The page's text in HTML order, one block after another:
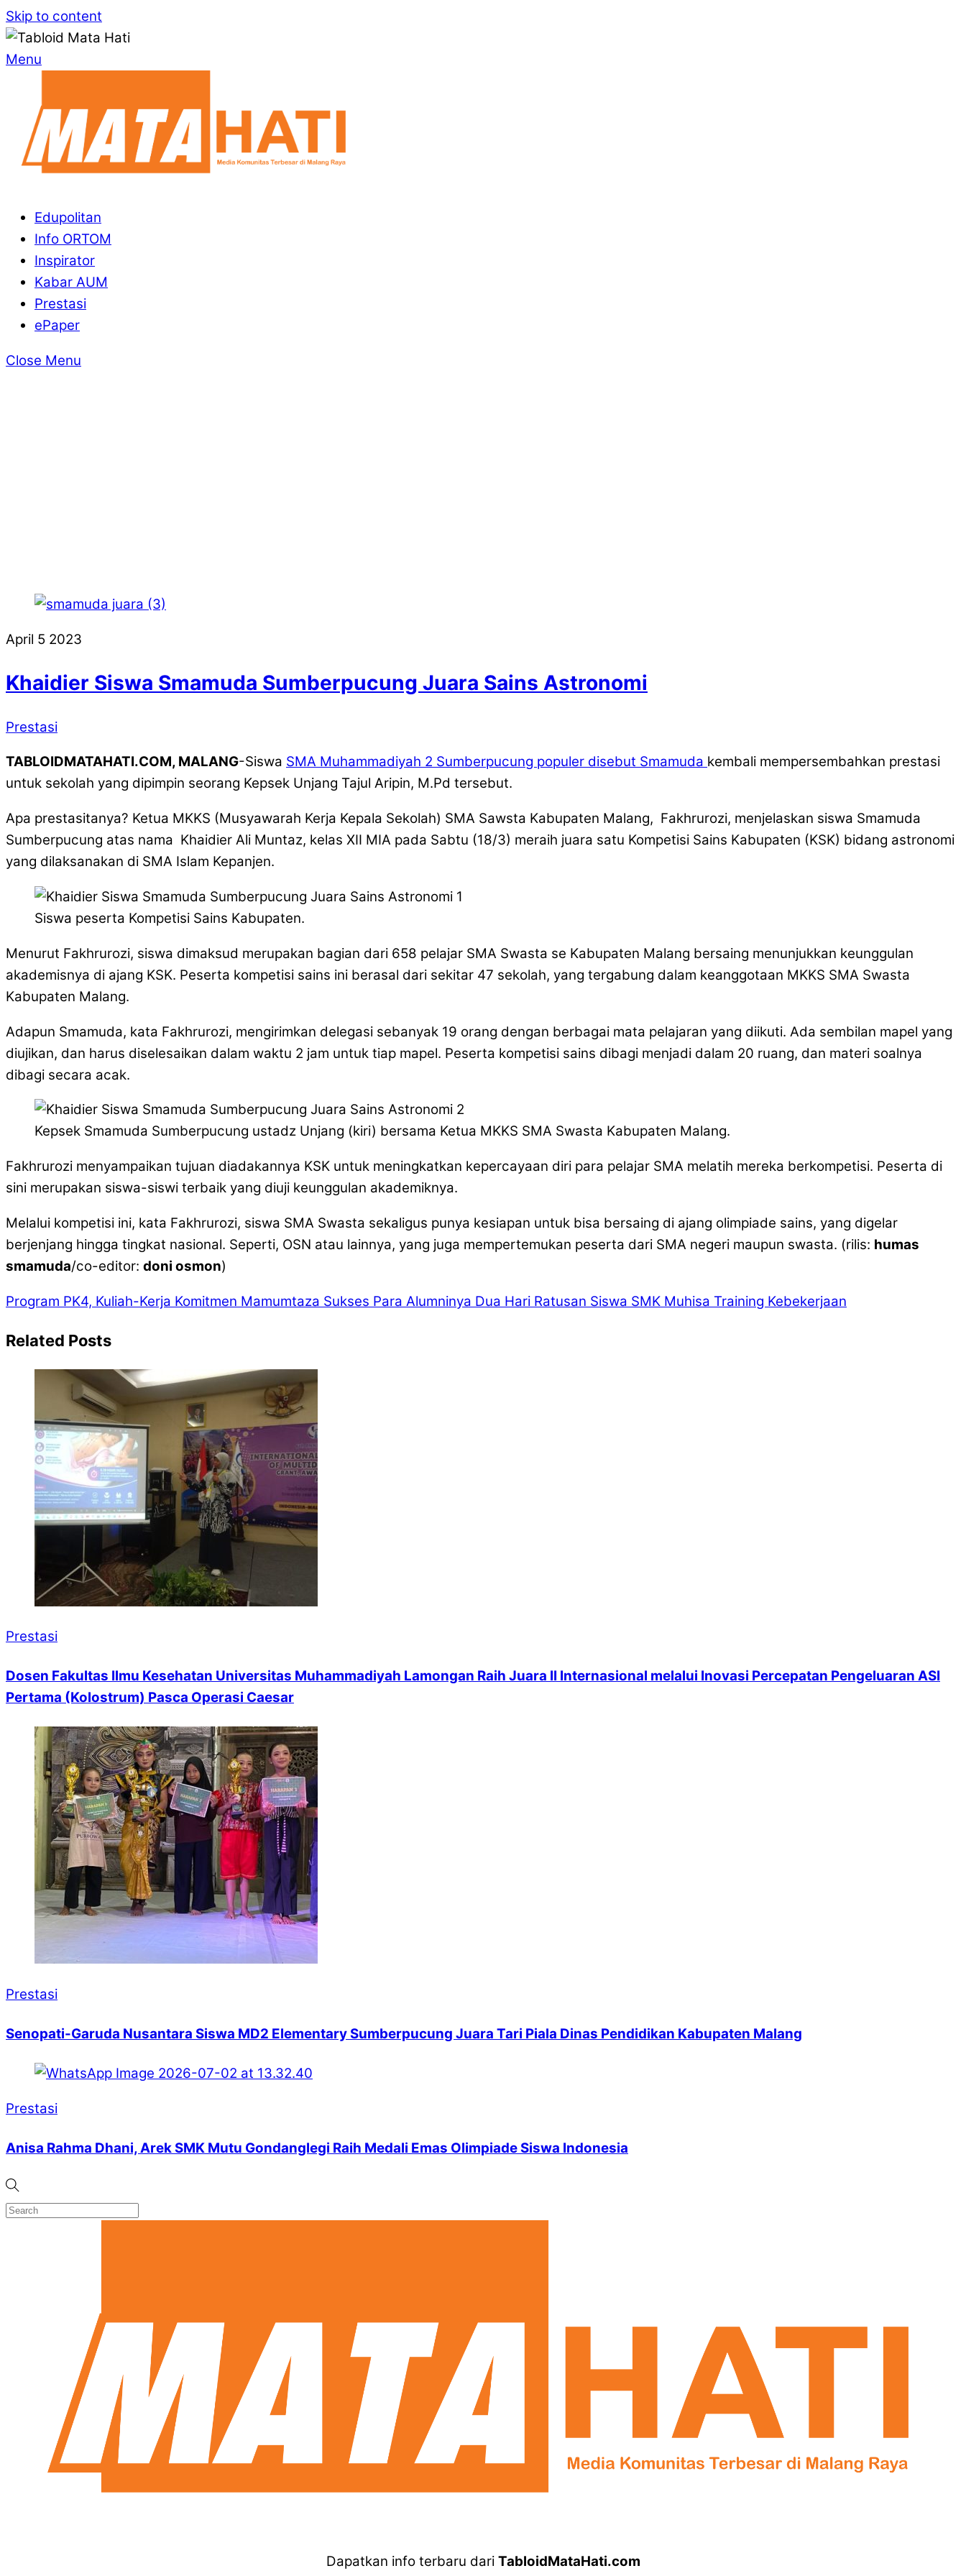
Skip to content
Menu
Edupolitan
Info ORTOM
Inspirator
Kabar AUM
Prestasi
ePaper
Close Menu
April 5 2023
Khaidier Siswa Smamuda Sumberpucung Juara Sains Astronomi
Prestasi
TABLOIDMATAHATI.COM, MALANG-Siswa SMA Muhammadiyah 2 Sumberpucung populer disebut Smamuda kembali mempersembahkan prestasi
untuk sekolah yang dipimpin seorang Kepsek Unjang Tajul Aripin, M.Pd tersebut.
Apa prestasitanya? Ketua MKKS (Musyawarah Kerja Kepala Sekolah) SMA Sawsta Kabupaten Malang, Fakhrurozi, menjelaskan siswa Smamuda
Sumberpucung atas nama Khaidier Ali Muntaz, kelas XII MIA pada Sabtu (18/3) meraih juara satu Kompetisi Sains Kabupaten (KSK) bidang astronomi
yang dilaksanakan di SMA Islam Kepanjen.
Siswa peserta Kompetisi Sains Kabupaten.
Menurut Fakhrurozi, siswa dimaksud merupakan bagian dari 658 pelajar SMA Swasta se Kabupaten Malang bersaing menunjukkan keunggulan
akademisnya di ajang KSK. Peserta kompetisi sains ini berasal dari sekitar 47 sekolah, yang tergabung dalam keanggotaan MKKS SMA Swasta
Kabupaten Malang.
Adapun Smamuda, kata Fakhrurozi, mengirimkan delegasi sebanyak 19 orang dengan berbagai mata pelajaran yang diikuti. Ada sembilan mapel yang
diujikan, dan harus diselesaikan dalam waktu 2 jam untuk tiap mapel. Peserta kompetisi sains dibagi menjadi dalam 20 ruang, dan materi soalnya
dibagi secara acak.
Kepsek Smamuda Sumberpucung ustadz Unjang (kiri) bersama Ketua MKKS SMA Swasta Kabupaten Malang.
Fakhrurozi menyampaikan tujuan diadakannya KSK untuk meningkatkan kepercayaan diri para pelajar SMA melatih mereka berkompetisi. Peserta di
sini merupakan siswa-siswi terbaik yang diuji keunggulan akademiknya.
Melalui kompetisi ini, kata Fakhrurozi, siswa SMA Swasta sekaligus punya kesiapan untuk bisa bersaing di ajang olimpiade sains, yang digelar
berjenjang hingga tingkat nasional. Seperti, OSN atau lainnya, yang juga mempertemukan peserta dari SMA negeri maupun swasta. (rilis: humas
smamuda/co-editor: doni osmon)
Program PK4, Kuliah-Kerja Komitmen Mamumtaza Sukses Para Alumninya Dua Hari Ratusan Siswa SMK Muhisa Training Kebekerjaan
Related Posts
Prestasi
Dosen Fakultas Ilmu Kesehatan Universitas Muhammadiyah Lamongan Raih Juara II Internasional melalui Inovasi Percepatan Pengeluaran ASI
Pertama (Kolostrum) Pasca Operasi Caesar
Prestasi
Senopati-Garuda Nusantara Siswa MD2 Elementary Sumberpucung Juara Tari Piala Dinas Pendidikan Kabupaten Malang
Prestasi
Anisa Rahma Dhani, Arek SMK Mutu Gondanglegi Raih Medali Emas Olimpiade Siswa Indonesia
Dapatkan info terbaru dari TabloidMataHati.com